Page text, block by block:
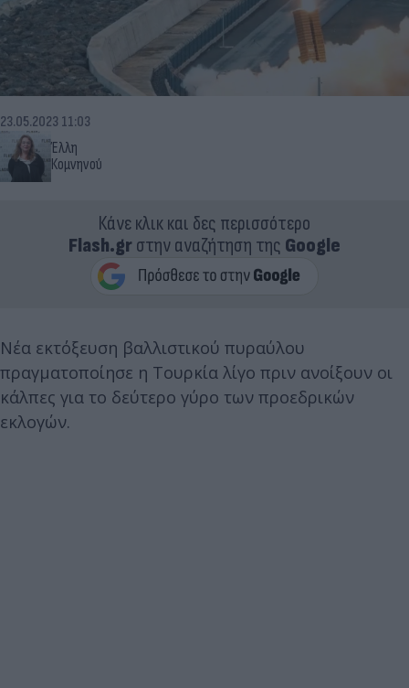
Έλλη
Κομνηνού
23.05.2023 11:03
Κάνε κλικ και δες περισσότερο
Flash.grστην αναζήτηση της Google
Νέα εκτόξευση βαλλιστικού πυραύλου
πραγματοποίησε η Τουρκία λίγο πριν ανοίξουν οι
κάλπες για το δεύτερο γύρο των προεδρικών
εκλογών.